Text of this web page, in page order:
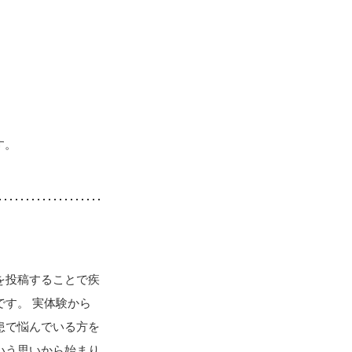
投稿することで疾
す。 実体験から
で悩んでいる方を